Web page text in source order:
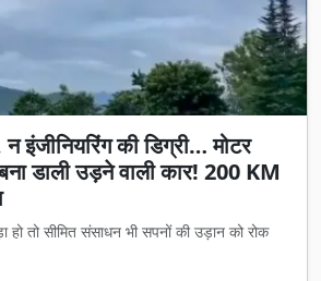
इंजीनियरिंग की डिग्री… मोटर
डाली उड़ने वाली कार! 200 KM
हो तो सीमित संसाधन भी सपनों की उड़ान को रोक